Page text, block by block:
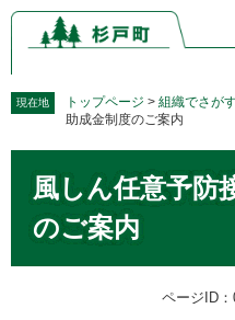
ペ
の
で
メ
ー
ば
へ
現在地 トップページ > 組織でさが
助成金制度のご案内
風しん任意予防
のご案内
ページID